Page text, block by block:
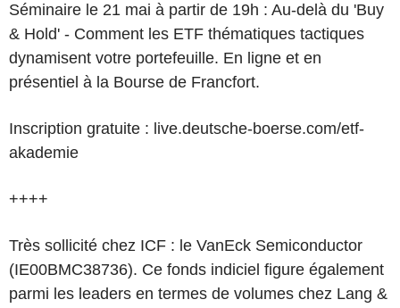
Séminaire le 21 mai à partir de 19h : Au-delà du 'Buy
& Hold' - Comment les ETF thématiques tactiques
dynamisent votre portefeuille. En ligne et en
présentiel à la Bourse de Francfort.
Inscription gratuite : live.deutsche-boerse.com/etf-
akademie
++++
Très sollicité chez ICF : le VanEck Semiconductor
(IE00BMC38736). Ce fonds indiciel figure également
parmi les leaders en termes de volumes chez Lang &